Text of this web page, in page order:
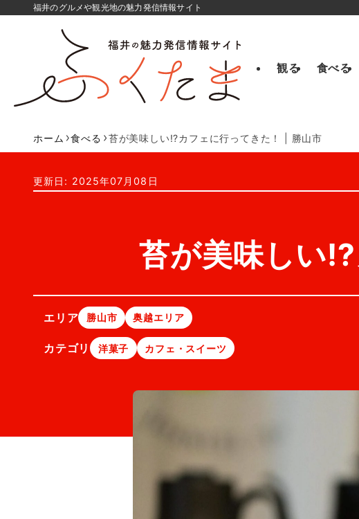
福井のグルメや観光地の魅力発信情報サイト
観る 食べる
ホーム 食べる 苔が美味しい!?カフェに行ってきた！ | 勝山市
更新日: 2025年07月08日
苔が美味しい
エリア 勝山市 奥越エリア
カテゴリ 洋菓子 カフェ・スイーツ